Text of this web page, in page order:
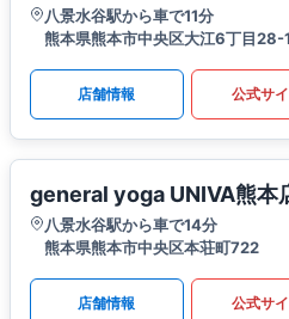
八景水谷駅から車で11分
熊本県熊本市中央区大江6丁目28-
店舗情報 公式サ
general yoga UNIVA熊本
八景水谷駅から車で14分
熊本県熊本市中央区本荘町722
店舗情報 公式サ